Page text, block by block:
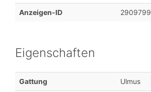
Anzeigen-ID 2909799
Eigenschaften
Gattung Ulmus